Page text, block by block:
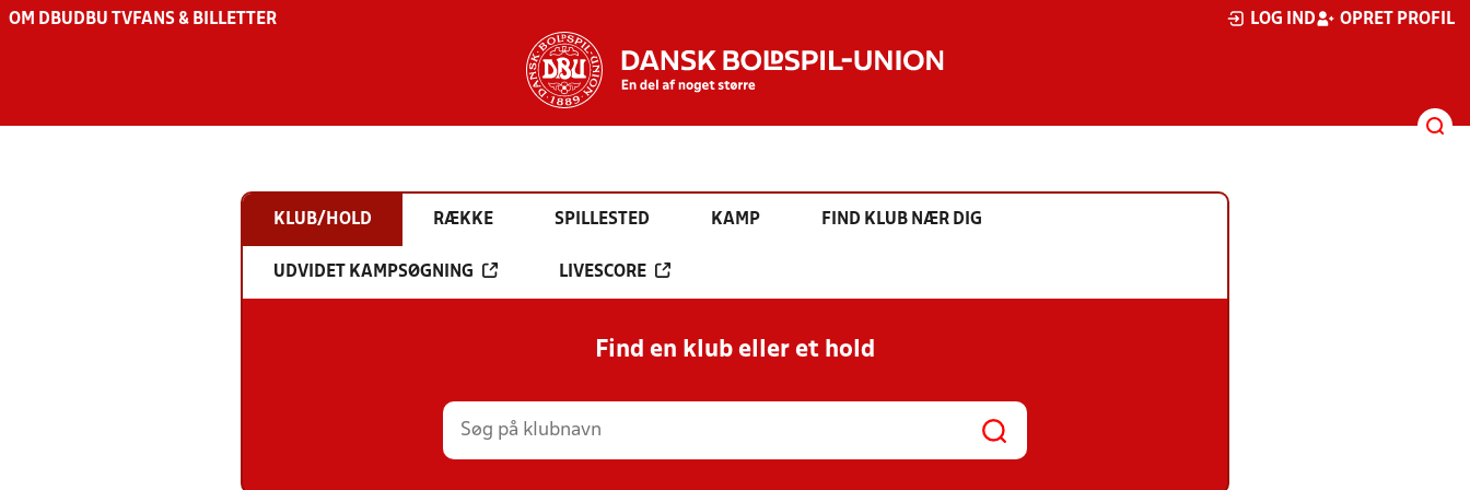
OM DBU DBU TV FANS & BILLETTER LOG IND OPRET PROFIL
KLUB/HOLD RÆKKE SPILLESTED KAMP FIND KLUB NÆR DIG
UDVIDET KAMPSØGNING LIVESCORE
Find en klub eller et hold